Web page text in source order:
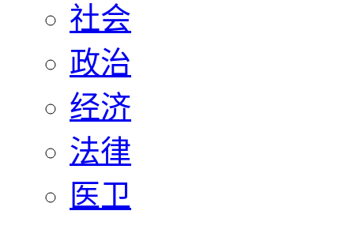
社会
政治
经济
法律
医卫